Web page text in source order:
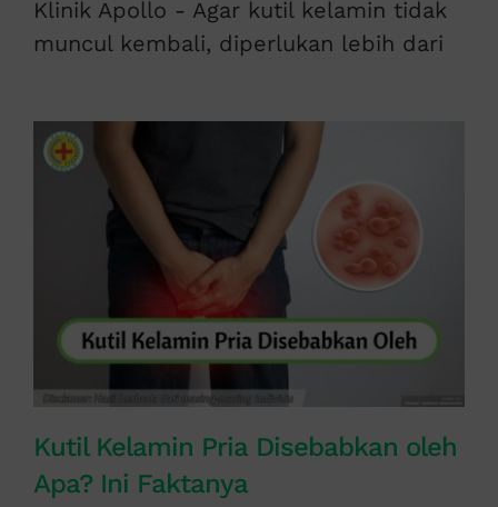
Klinik Apollo - Agar kutil kelamin tidak
muncul kembali, diperlukan lebih dari
Kutil Kelamin Pria Disebabkan oleh
Apa? Ini Faktanya